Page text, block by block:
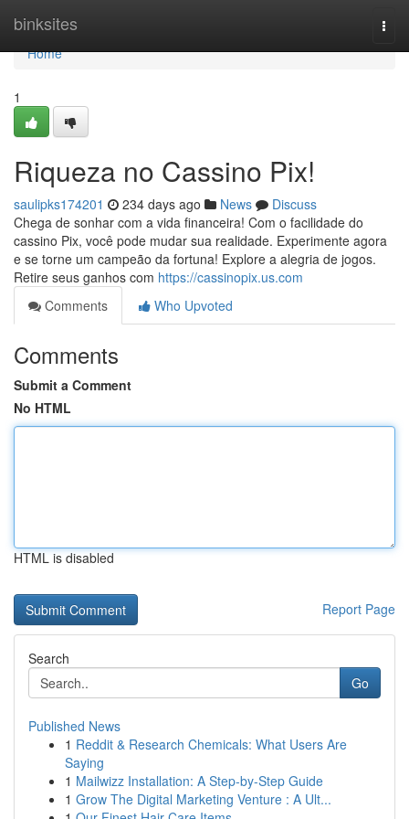
binksites
Home
Home
1
Riqueza no Cassino Pix!
saulipks174201 234 days ago News
Discuss
Chega de sonhar com a vida financeira! Com o facilidade do
cassino Pix, você pode mudar sua realidade. Experimente agora
e se torne um campeão da fortuna! Explore a alegria de jogos.
Retire seus ganhos com https://cassinopix.us.com
Comments
Who Upvoted
Comments
Submit a Comment
No HTML
HTML is disabled
Report Page
Search
Go
Published News
1 Reddit & Research Chemicals: What Users Are
Saying
1 Mailwizz Installation: A Step-by-Step Guide
1 Grow The Digital Marketing Venture : A Ult...